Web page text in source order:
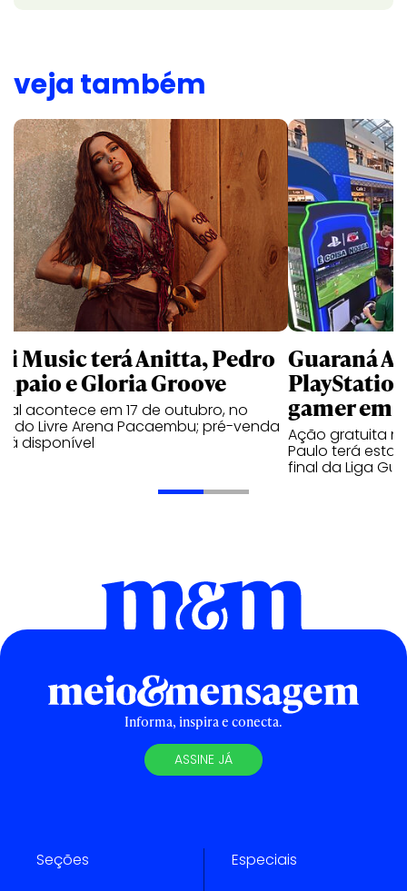
veja também
Music terá Anitta, Pedro
e Gloria Groove
acontece em 17 de outubro, no
Livre Arena Pacaembu; pré-venda
disponível
Guaraná
gamer em
Ação gratuita
Paulo terá
final da Liga
Informa, inspira e conecta.
ASSINE JÁ
Seções Especiais